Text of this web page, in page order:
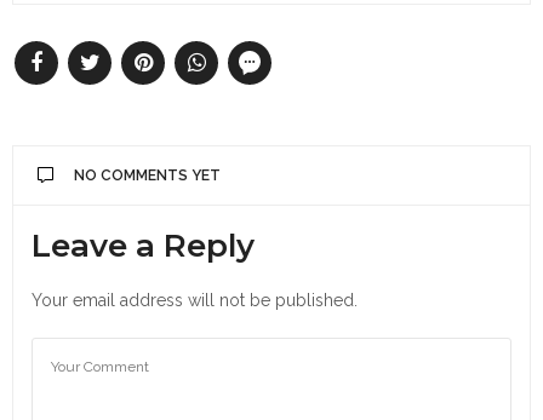
NO COMMENTS YET
Leave a Reply
Your email address will not be published.